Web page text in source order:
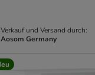
Verkauf und Versand durch:
Aosom Germany